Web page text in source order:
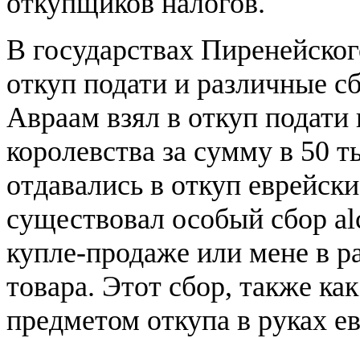
В государствах
откуп подати и различные
Авраам взял в откуп
королевства за сумму в 50
отдавались в откуп
существовал особый сбор
купле-продаже или мене в
товара. Этот сбор, также
предметом откупа в руках